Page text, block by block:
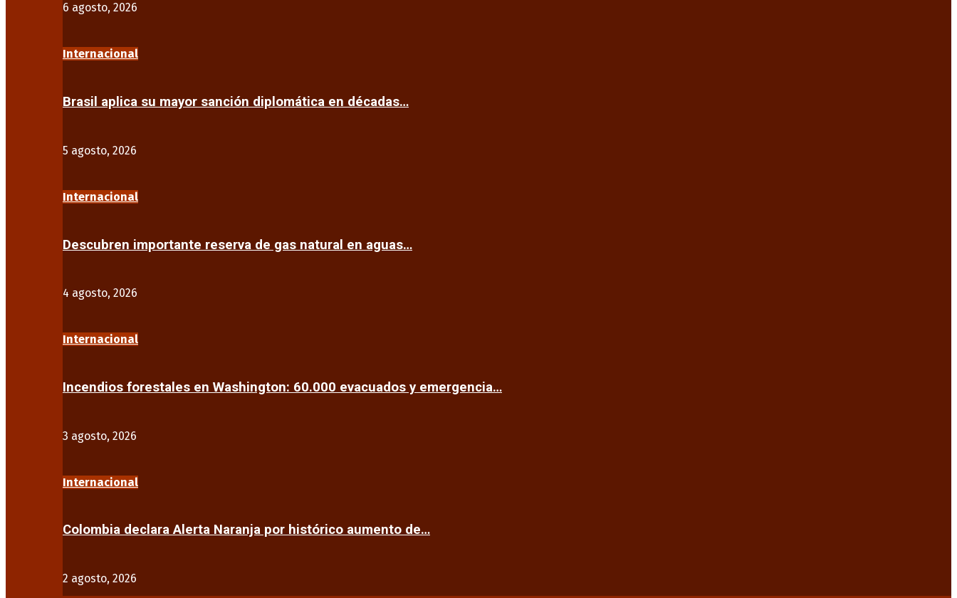
6 agosto, 2026
Internacional
Brasil aplica su mayor sanción diplomática en décadas…
5 agosto, 2026
Internacional
Descubren importante reserva de gas natural en aguas…
4 agosto, 2026
Internacional
Incendios forestales en Washington: 60.000 evacuados y emergencia…
3 agosto, 2026
Internacional
Colombia declara Alerta Naranja por histórico aumento de…
2 agosto, 2026